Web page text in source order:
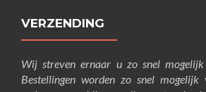
VERZENDING
Wij streven ernaar u zo snel
Bestellingen worden zo snel